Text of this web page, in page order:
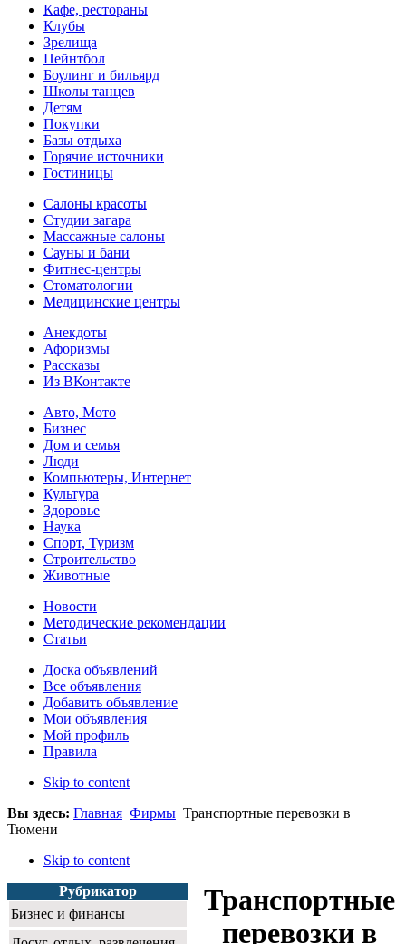
Кафе, рестораны
Клубы
Зрелища
Пейнтбол
Боулинг и бильярд
Школы танцев
Детям
Покупки
Базы отдыха
Горячие источники
Гостиницы
Салоны красоты
Студии загара
Массажные салоны
Сауны и бани
Фитнес-центры
Стоматологии
Медицинские центры
Анекдоты
Афоризмы
Рассказы
Из ВКонтакте
Авто, Мото
Бизнес
Дом и семья
Люди
Компьютеры, Интернет
Культура
Здоровье
Наука
Спорт, Туризм
Строительство
Животные
Новости
Методические рекомендации
Статьи
Доска объявлений
Все объявления
Добавить объявление
Мои объявления
Мой профиль
Правила
Skip to content
Вы здесь: Главная Фирмы Транспортные перевозки в
Тюмени
Skip to content
Рубрикатор
Бизнес и финансы
Транспортные
перевозки в